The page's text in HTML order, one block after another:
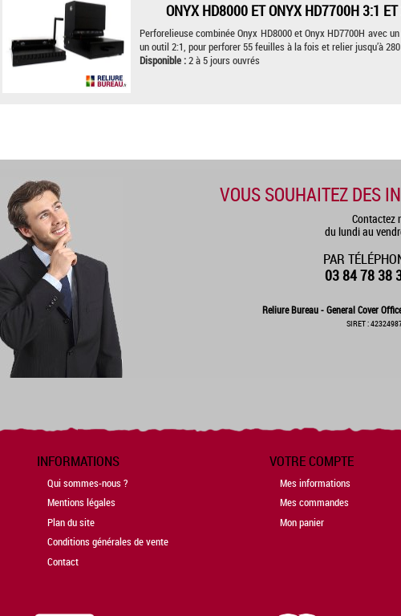
ONYX HD8000 ET ONYX HD7700H 3:1 ET
Perforelieuse combinée Onyx HD8000 et Onyx HD7700H avec
un outil 2:1, pour perforer 55 feuilles à la fois et relier jusqu’à
Disponible :2 à 5 jours ouvrés
VOUS SOUHAITEZ DES
Contactez
du lundi au
PAR
03 84 78 38
Reliure Bureau - General Cover
SIRET :
INFORMATIONS
Qui sommes-nous ?
Mentions légales
Plan du site
Conditions générales de vente
Contact
VOTRE COMPTE
Mes informations
Mes commandes
Mon panier